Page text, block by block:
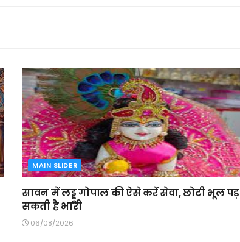
MAIN SLIDER
सावन में लड्डू गोपाल की ऐसे करें सेवा, छोटी भूल पड़
सकती है भारी
06/08/2026